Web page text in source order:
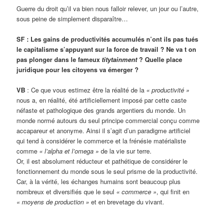
Guerre du droit qu’il va bien nous falloir relever, un jour ou l’autre,
sous peine de simplement disparaître…
SF : Les gains de productivités accumulés n’ont ils pas tués
le capitalisme s’appuyant sur la force de travail ? Ne va t on
pas plonger dans le fameux titytainment? Quelle place
juridique pour les citoyens va émerger ?
VB : Ce que vous estimez être la réalité de la « productivité »
nous a, en réalité, été artificiellement imposé par cette caste
néfaste et pathologique des grands argentiers du monde. Un
monde normé autours du seul principe commercial conçu comme
accapareur et anonyme. Ainsi il s’agit d’un paradigme artificiel
qui tend à considérer le commerce et la frénésie matérialiste
comme « l’alpha et l’omega » de la vie sur terre.
Or, il est absolument réducteur et pathétique de considérer le
fonctionnement du monde sous le seul prisme de la productivité.
Car, à la vérité, les échanges humains sont beaucoup plus
nombreux et diversifiés que le seul « commerce », qui finit en
« moyens de production » et en brevetage du vivant.